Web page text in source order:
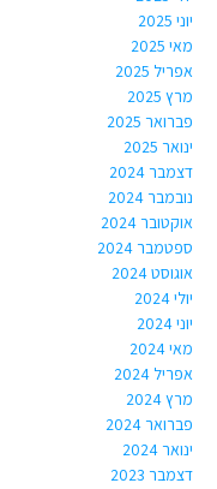
יוני 2025
מאי 2025
אפריל 2025
מרץ 2025
פברואר 2025
ינואר 2025
דצמבר 2024
נובמבר 2024
אוקטובר 2024
ספטמבר 2024
אוגוסט 2024
יולי 2024
יוני 2024
מאי 2024
אפריל 2024
מרץ 2024
פברואר 2024
ינואר 2024
דצמבר 2023